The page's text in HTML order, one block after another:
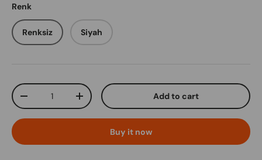
Renk
Renksiz Siyah
Qty
Decrease quantityIncrease quantity Add to cart
Buy it now